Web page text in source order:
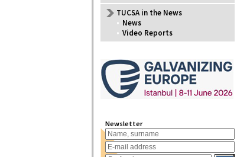
TUCSA in the News
• News
• Video Reports
Newsletter